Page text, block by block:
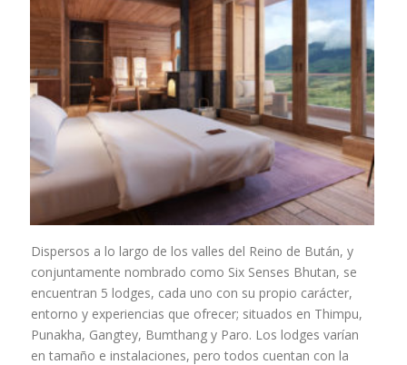
Dispersos a lo largo de los valles del Reino de Bután, y
conjuntamente nombrado como Six Senses Bhutan, se
encuentran 5 lodges, cada uno con su propio carácter,
entorno y experiencias que ofrecer; situados en Thimpu,
Punakha, Gangtey, Bumthang y Paro. Los lodges varían
en tamaño e instalaciones, pero todos cuentan con la